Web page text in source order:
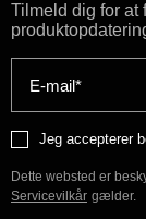
Tilmeld dig for at
E-mail*
Jeg accepterer
Dette websted er
Servicevilkår gælder.